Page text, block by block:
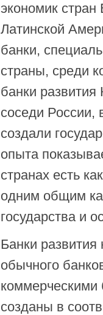
экономик
Латинской
банки,
страны, среди
банки
соседи России,
создали
опыта
странах есть
одним общим
государства и
Банки
обычного
коммерческими
созданы в